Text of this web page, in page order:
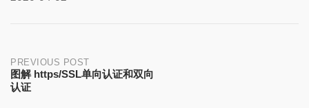
Post
navigation
PREVIOUS POST
图解 https/SSL单向认证和双向
认证